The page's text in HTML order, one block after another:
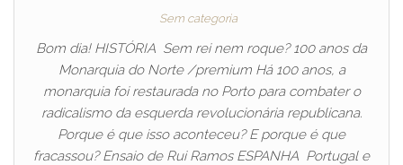
Sem categoria
Bom dia! HISTÓRIA Sem rei nem roque? 100 anos da
Monarquia do Norte /premium Há 100 anos, a
monarquia foi restaurada no Porto para combater o
radicalismo da esquerda revolucionária republicana.
Porque é que isso aconteceu? E porque é que
fracassou? Ensaio de Rui Ramos ESPANHA Portugal e